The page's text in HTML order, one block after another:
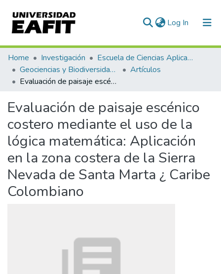
Log In (current)
Communities & Collections
All of DSpace
Home Investigación
Escuela de Ciencias Aplicadas e Ingeniería
Geociencias y Biodiversidad (GEBI)
Artículos
Evaluación de paisaje escénico costero mediante el uso de la lógica matemática: Aplicación en la zona costera de la Sierra Nevada de Santa Marta ¿ Caribe Colombiano
Evaluación de paisaje escénico
costero mediante el uso de la
lógica matemática: Aplicación
en la zona costera de la Sierra
Nevada de Santa Marta ¿ Caribe
Colombiano